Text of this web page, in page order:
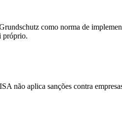
como norma de
próprio.
não aplica sanções contra